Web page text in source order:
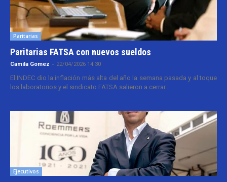
Paritarias
Paritarias FATSA con nuevos sueldos
Camila Gomez - 22/04/2026 14:30
El INDEC dio la inflación más alta del año la semana pasada y al toque
los laboratorios y el sindicato FATSA salieron a cerrar...
Ejecutivos